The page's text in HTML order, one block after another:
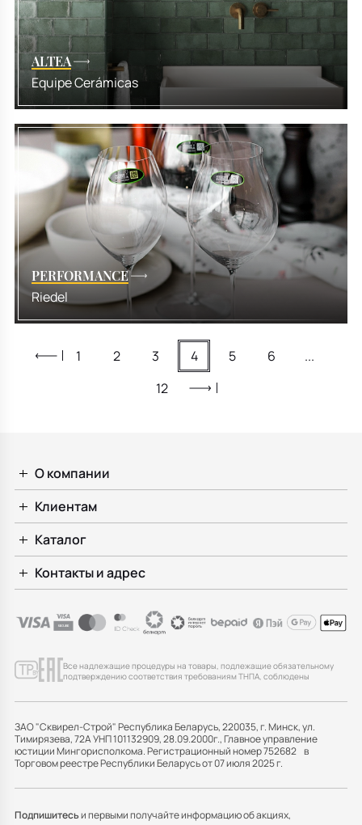
ALTEA
Equipe Cerámicas
PERFORMANCE
Riedel
1 2 3 4 5 6
...
12
О компании
Клиентам
Каталог
Контакты и адрес
Все надлежащие процедуры на товары, подлежащие обязательному
подтверждению соответствия требованиям ТНПА, соблюдены
ЗАО "Сквирел-Строй" Республика Беларусь, 220035, г. Минск, ул.
Тимирязева, 72А УНП 101132909, 28.09.2000г., Главное управление
юстиции Мингорисполкома. Регистрационный номер 752682 в
Торговом реестре Республики Беларусь от 07 июля 2025 г.
Подпишитесьи первыми получайте информацию об акциях,